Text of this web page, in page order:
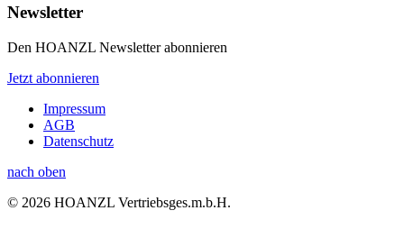
Newsletter
Den HOANZL Newsletter abonnieren
Jetzt abonnieren
Impressum
AGB
Datenschutz
nach oben
© 2026 HOANZL Vertriebsges.m.b.H.